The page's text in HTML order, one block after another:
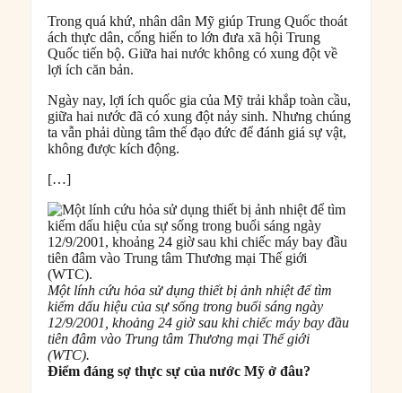
Trong quá khứ, nhân dân Mỹ giúp Trung Quốc thoát
ách thực dân, cống hiến to lớn đưa xã hội Trung
Quốc tiến bộ. Giữa hai nước không có xung đột về
lợi ích căn bản.
Ngày nay, lợi ích quốc gia của Mỹ trải khắp toàn cầu,
giữa hai nước đã có xung đột nảy sinh. Nhưng chúng
ta vẫn phải dùng tâm thế đạo đức để đánh giá sự vật,
không được kích động.
[…]
Một lính cứu hỏa sử dụng thiết bị ảnh nhiệt để tìm
kiếm dấu hiệu của sự sống trong buổi sáng ngày
12/9/2001, khoảng 24 giờ sau khi chiếc máy bay đầu
tiên đâm vào Trung tâm Thương mại Thế giới
(WTC).
Điểm đáng sợ thực sự của nước Mỹ ở đâu?